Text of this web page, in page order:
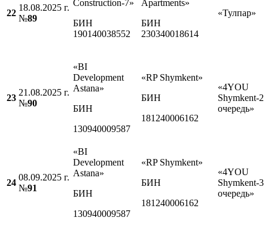
22
18.08.2025 г.
№89
Construction-7»
БИН
190140038552
Apartments»
БИН
230340018614
«Тулпар»
23
21.08.2025 г.
№90
«BI
Development
Astana»
БИН
130940009587
«RP Shymkent»
БИН
181240006162
«4YOU
Shymkent-2
очередь»
24
08.09.2025 г.
№91
«BI
Development
Astana»
БИН
130940009587
«RP Shymkent»
БИН
181240006162
«4YOU
Shymkent-3
очередь»